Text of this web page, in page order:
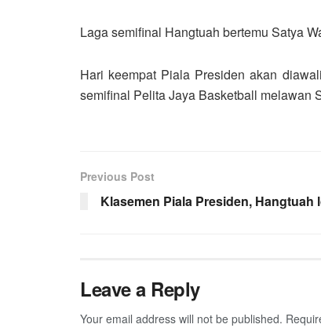
Laga semifinal Hangtuah bertemu Satya
Hari keempat Piala Presiden akan
semifinal Pelita Jaya Basketball melawan
Previous Post
Klasemen Piala Presiden,
Leave a Reply
Your email address will not be published.